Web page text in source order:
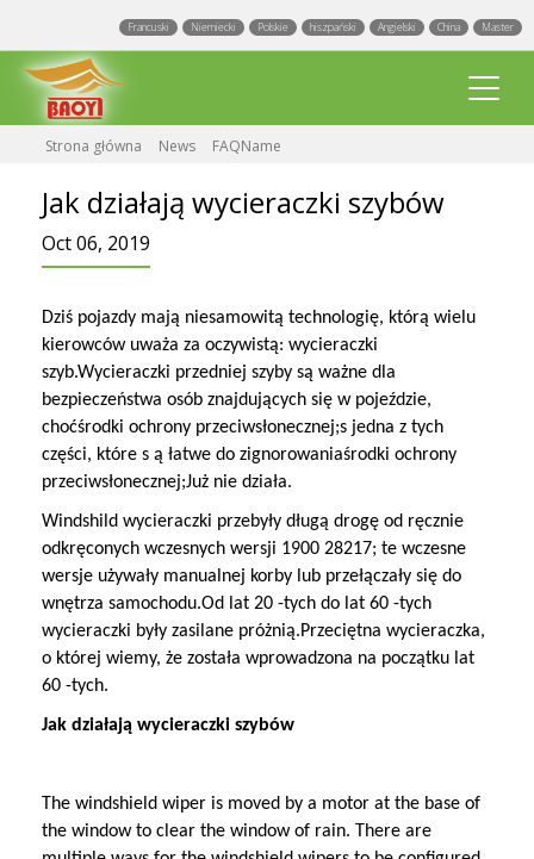
Francuski Niemiecki Polskie hiszpański Angielski China Master
Nowe wycieraczki przedniej szyby
Multi Dopasowane wycieraczki
Wycieraczki hakowe
wycieraczki uniwersalne
Tylne wycieraczki
Wycieraczki specjalistyczne
Metalowe wycieraczki
Wydarzenia
Blogi
Wystawa
FAQName
Fabryka
Nasz zespół
Certyfikat
Rynek
Katalog
Pracownicy
Opinie klientów
Gwarancja
Płatność
Departament Q C
Dział badawczo -rozwojowy
System ERP
MATERIAŁ
Warsztat
ŚWIADECTWO
Strona główna News FAQName
Jak działają wycieraczki szybów
Oct 06, 2019
Dziś pojazdy mają niesamowitą technologię, którą wielu
kierowców uważa za oczywistą: wycieraczki
szyb.Wycieraczki przedniej szyby są ważne dla
bezpieczeństwa osób znajdujących się w pojeździe,
choćśrodki ochrony przeciwsłonecznej;s jedna z tych
części, które s ą łatwe do zignorowaniaśrodki ochrony
przeciwsłonecznej;Już nie działa.
Windshild wycieraczki przebyły długą drogę od ręcznie
odkręconych wczesnych wersji 1900 28217; te wczesne
wersje używały manualnej korby lub przełączały się do
wnętrza samochodu.Od lat 20 -tych do lat 60 -tych
wycieraczki były zasilane próżnią.Przeciętna wycieraczka,
o której wiemy, że została wprowadzona na początku lat
60 -tych.
Jak działają wycieraczki szybów
The windshield wiper is moved by a motor at the base of
the window to clear the window of rain. There are